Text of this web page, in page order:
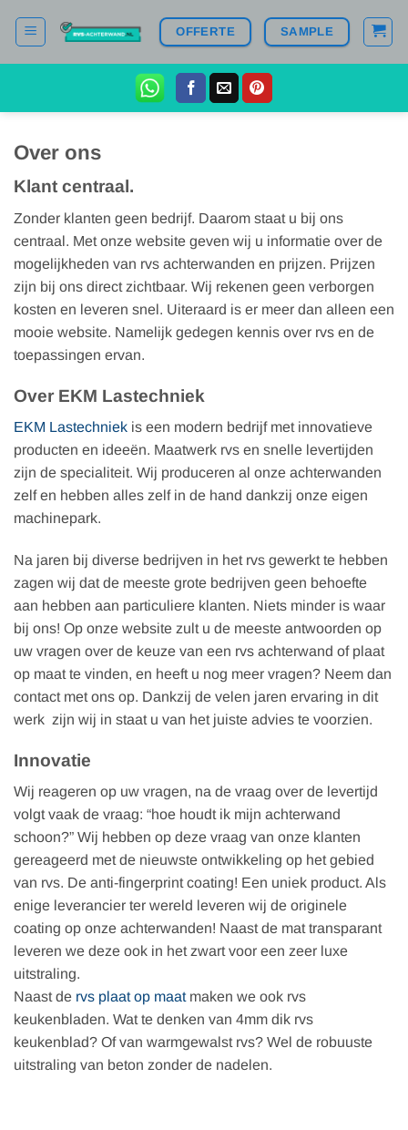
naar
OFFERTE SAMPLE
Over ons
Klant centraal.
Zonder klanten geen bedrijf. Daarom staat u bij ons
centraal. Met onze website geven wij u informatie over de
mogelijkheden van rvs achterwanden en prijzen. Prijzen
zijn bij ons direct zichtbaar. Wij rekenen geen verborgen
kosten en leveren snel. Uiteraard is er meer dan alleen een
mooie website. Namelijk gedegen kennis over rvs en de
toepassingen ervan.
Over EKM Lastechniek
EKM Lastechniek is een modern bedrijf met innovatieve
producten en ideeën. Maatwerk rvs en snelle levertijden
zijn de specialiteit. Wij produceren al onze achterwanden
zelf en hebben alles zelf in de hand dankzij onze eigen
machinepark.
Na jaren bij diverse bedrijven in het rvs gewerkt te hebben
zagen wij dat de meeste grote bedrijven geen behoefte
aan hebben aan particuliere klanten. Niets minder is waar
bij ons! Op onze website zult u de meeste antwoorden op
uw vragen over de keuze van een rvs achterwand of plaat
op maat te vinden, en heeft u nog meer vragen? Neem dan
contact met ons op. Dankzij de velen jaren ervaring in dit
werk zijn wij in staat u van het juiste advies te voorzien.
Innovatie
Wij reageren op uw vragen, na de vraag over de levertijd
volgt vaak de vraag: “hoe houdt ik mijn achterwand
schoon?” Wij hebben op deze vraag van onze klanten
gereageerd met de nieuwste ontwikkeling op het gebied
van rvs. De anti-fingerprint coating! Een uniek product. Als
enige leverancier ter wereld leveren wij de originele
coating op onze achterwanden! Naast de mat transparant
leveren we deze ook in het zwart voor een zeer luxe
uitstraling.
Naast de rvs plaat op maatmaken we ook rvs
keukenbladen. Wat te denken van 4mm dik rvs
keukenblad? Of van warmgewalst rvs? Wel de robuuste
uitstraling van beton zonder de nadelen.